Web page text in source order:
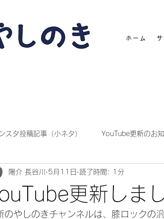
ホーム
スタ投稿記事（小ネタ） YouTube更新のお
更新しま
陽介 長谷川 5月11日 読了時間: 1分
のやしのきチャンネルは、膝ロックの